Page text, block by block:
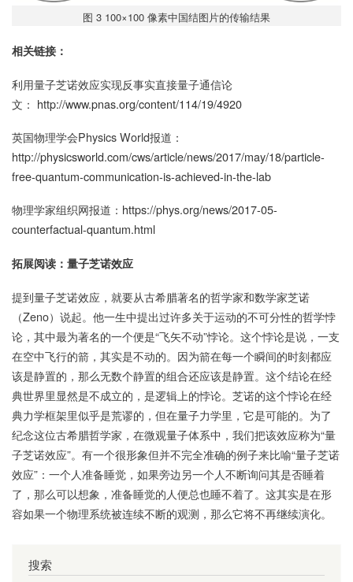
图 3 100×100 像素中国结图片的传输结果
相关链接：
利用量子芝诺效应实现反事实直接量子通信论
文： http://www.pnas.org/content/114/19/4920
英国物理学会Physics World报道：
http://physicsworld.com/cws/article/news/2017/may/18/particle-
free-quantum-communication-is-achieved-in-the-lab
物理学家组织网报道： https://phys.org/news/2017-05-
counterfactual-quantum.html
拓展阅读：量子芝诺效应
提到量子芝诺效应，就要从古希腊著名的哲学家和数学家芝诺
（Zeno）说起。他一生中提出过许多关于运动的不可分性的哲学悖
论，其中最为著名的一个便是“飞矢不动”悖论。这个悖论是说，一支
在空中飞行的箭，其实是不动的。因为箭在每一个瞬间的时刻都应
该是静置的，那么无数个静置的组合还应该是静置。这个结论在经
典世界里显然是不成立的，是逻辑上的悖论。芝诺的这个悖论在经
典力学框架里似乎是荒谬的，但在量子力学里，它是可能的。为了
纪念这位古希腊哲学家，在微观量子体系中，我们把该效应称为“量
子芝诺效应”。有一个很形象但并不完全准确的例子来比喻“量子芝诺
效应”：一个人准备睡觉，如果旁边另一个人不断询问其是否睡着
了，那么可以想象，准备睡觉的人便总也睡不着了。这其实是在形
容如果一个物理系统被连续不断的观测，那么它将不再继续演化。
搜索